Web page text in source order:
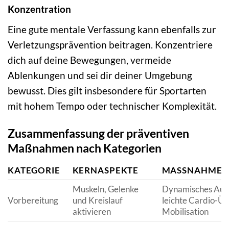
Konzentration
Eine gute mentale Verfassung kann ebenfalls zur
Verletzungsprävention beitragen. Konzentriere
dich auf deine Bewegungen, vermeide
Ablenkungen und sei dir deiner Umgebung
bewusst. Dies gilt insbesondere für Sportarten
mit hohem Tempo oder technischer Komplexität.
Zusammenfassung der präventiven
Maßnahmen nach Kategorien
KATEGORIE KERNASPEKTE
Vorbereitung
Muskeln, Gelenke
und Kreislauf
aktivieren
Dynamisches
leichte Cardio-
Mobilisation